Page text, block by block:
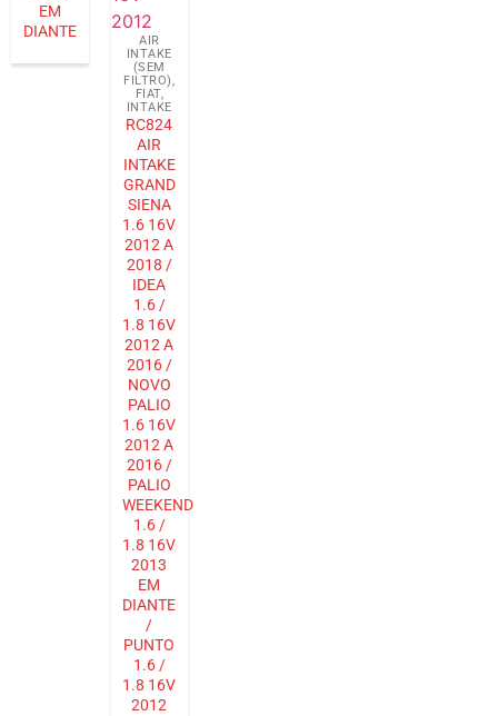
EM
DIANTE
AIR
INTAKE
(SEM
FILTRO),
FIAT,
INTAKE
RC824
AIR
INTAKE
GRAND
SIENA
1.6 16V
2012 A
2018 /
IDEA
1.6 /
1.8 16V
2012 A
2016 /
NOVO
PALIO
1.6 16V
2012 A
2016 /
PALIO
WEEKEND
1.6 /
1.8 16V
2013
EM
DIANTE
/
PUNTO
1.6 /
1.8 16V
2012